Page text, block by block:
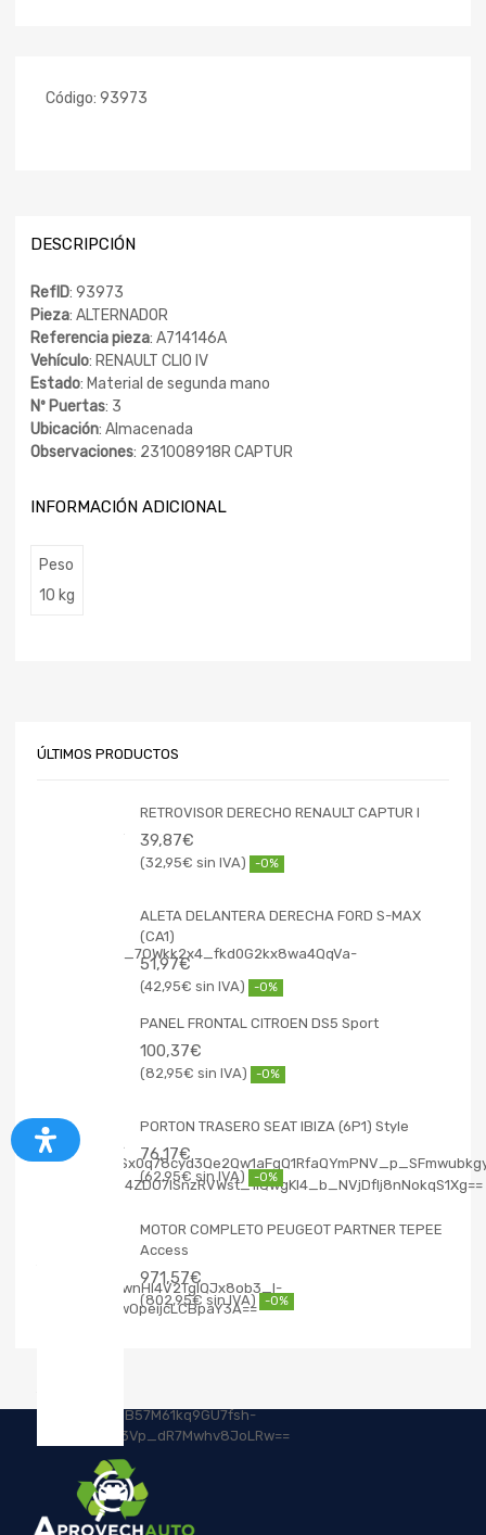
Código: 93973
DESCRIPCIÓN
RefID: 93973
Pieza: ALTERNADOR
Referencia pieza: A714146A
Vehículo: RENAULT CLIO IV
Estado: Material de segunda mano
Nº Puertas: 3
Ubicación: Almacenada
Observaciones: 231008918R CAPTUR
INFORMACIÓN ADICIONAL
Peso
10 kg
ÚLTIMOS PRODUCTOS
RETROVISOR DERECHO RENAULT CAPTUR I
39,87€
32,95€ -0%
ALETA DELANTERA DERECHA FORD S-MAX
(CA1)
51,97€
42,95€ -0%
PANEL FRONTAL CITROEN DS5 Sport
100,37€
82,95€ -0%
PORTON TRASERO SEAT IBIZA (6P1) Style
76,17€
62,95€ -0%
MOTOR COMPLETO PEUGEOT PARTNER TEPEE
Access
971,57€
802,95€ -0%